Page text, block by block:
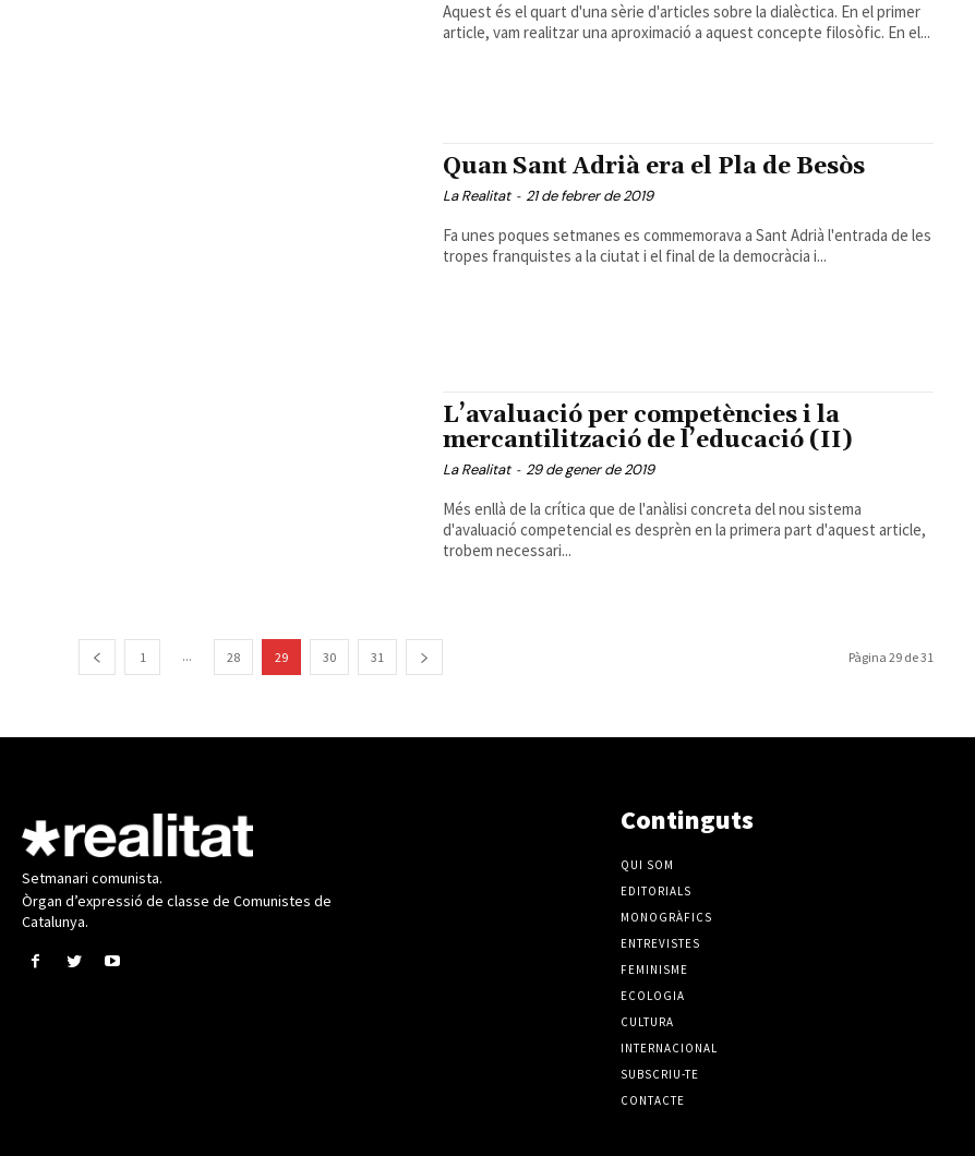
Aquest és el quart d'una sèrie d'articles sobre la dialèctica. En el primer
article, vam realitzar una aproximació a aquest concepte filosòfic. En el...
Quan Sant Adrià era el Pla de Besòs
La Realitat - 21 de febrer de 2019
Fa unes poques setmanes es commemorava a Sant Adrià l'entrada de les
tropes franquistes a la ciutat i el final de la democràcia i...
L’avaluació per competències i la
mercantilització de l’educació (II)
La Realitat - 29 de gener de 2019
Més enllà de la crítica que de l'anàlisi concreta del nou sistema
d'avaluació competencial es desprèn en la primera part d'aquest article,
trobem necessari...
1 ... 28 29 30 31 Pàgina 29 de 31
Setmanari comunista.
Òrgan d’expressió de classe de Comunistes de
Catalunya.
Continguts
QUI SOM
EDITORIALS
MONOGRÀFICS
ENTREVISTES
FEMINISME
ECOLOGIA
CULTURA
INTERNACIONAL
SUBSCRIU-TE
CONTACTE